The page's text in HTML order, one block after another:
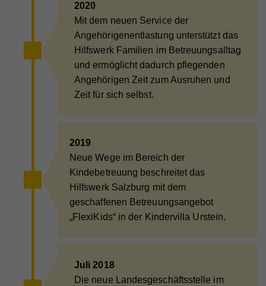
2020
Mit dem neuen Service der
Angehörigenentlastung unterstützt das
Hilfswerk Familien im Betreuungsalltag
und ermöglicht dadurch pflegenden
Angehörigen Zeit zum Ausruhen und
Zeit für sich selbst.
2019
Neue Wege im Bereich der
Kindebetreuung beschreitet das
Hilfswerk Salzburg mit dem
geschaffenen Betreuungsangebot
„FlexiKids“ in der Kindervilla Urstein.
Juli 2018
Die neue Landesgeschäftsstelle im